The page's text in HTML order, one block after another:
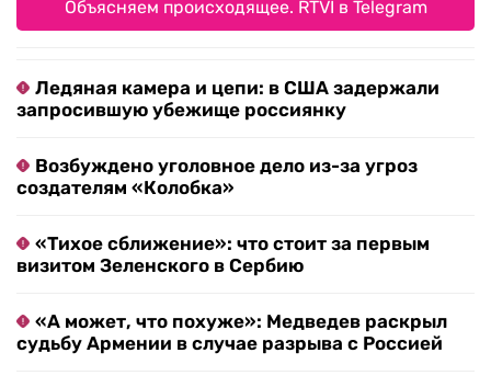
Объясняем происходящее. RTVI в Telegram
Ледяная камера и цепи: в США задержали
запросившую убежище россиянку
Возбуждено уголовное дело из-за угроз
создателям «Колобка»
«Тихое сближение»: что стоит за первым
визитом Зеленского в Сербию
«А может, что похуже»: Медведев раскрыл
судьбу Армении в случае разрыва с Россией